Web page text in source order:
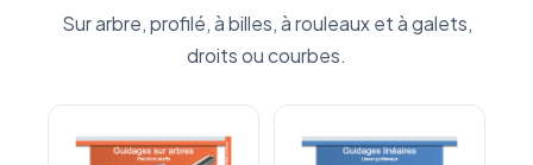
Sur arbre, profilé, à billes, à rouleaux et à galets,
droits ou courbes.